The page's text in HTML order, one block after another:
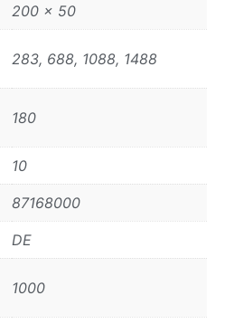
200 x 50
283, 688, 1088, 1488
180
10
87168000
DE
1000